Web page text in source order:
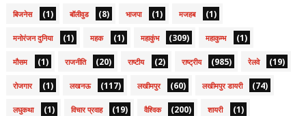
बिजनेस (1) बॉलीवुड (8) भाजपा (1) मजहब (1)
मनोरंजन दुनिया (1) महक (1) महाकुंभ (309) महाकुम्भ (1)
मौसम (1) राजनीति (20) राष्टीय (2) राष्ट्रीय (985) रेलवे (19)
रोजगार (1) लखनऊ (117) लखीमपुर (60) लखीमपुर डायरी (74)
लघुकथा (1) विचार प्रवाह (19) वैश्विक (200) शायरी (1)